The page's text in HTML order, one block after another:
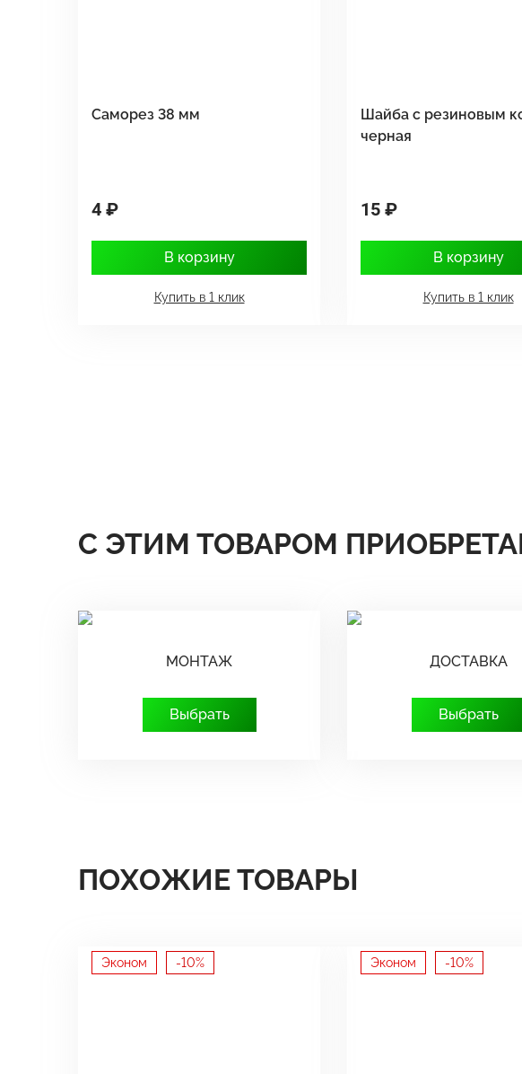
Саморез 38 мм
4 ₽
В корзину
Купить в 1 клик
Шайба с резиновым
черная
15 ₽
В корзину
Купить в 1 клик
С ЭТИМ ТОВАРОМ
МОНТАЖ
Выбрать
ДОСТАВКА
Выбрать
ПОХОЖИЕ ТОВАРЫ
Эконом -10% Эконом -10%